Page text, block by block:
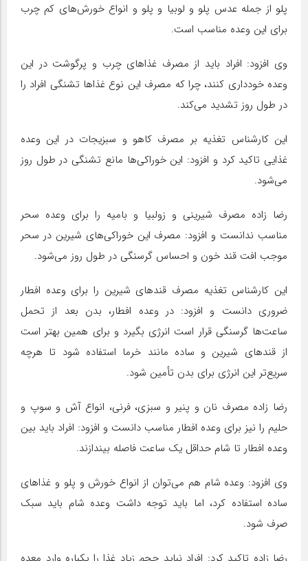
پلو از جمله عدس پلو و لوبیا و پلو و انواع خورش‌های کم چرب
برای این وعده مناسب است.
وی افزود: افراد باید از مصرف غذاهای چرب و پرگوشت در این
وعده خودداری کنند، چرا که مصرف این نوع غذاها تشنگی افراد را
در طول روز تشدید می‌کند.
این کارشناس تغذیه بر مصرف کاهو و سبزیجات در این وعده
غذایی تاکید کرد و افزود: این خوراکی‌ها مانع تشنگی در طول روز
می‌شود.
رضا زاده مصرف شیرینی و زولبیا و بامیه را برای وعده سحر
مناسب ندانست و افزود: مصرف این خوراکی‌های شیرین در سحر
موجب افت قند خون و احساس گرسنگی در طول روز می‌شود.
این کارشناس تغذیه مصرف قندهای شیرین را برای وعده افطار
ضروری دانست و افزود: در وعده افطار، بدن بعد از تحمل
ساعت‌ها گرسنگی قرار است انرژی بگیرد و برای همین بهتر است
از قندهای شیرین و ساده مانند خرما استفاده شود تا هرچه
سریع‌تر این انرژی برای بدن تأمین شود.
رضا زاده مصرف نان و پنیر و سبزی، فرنی، انواع آش و سوپ و
حلیم را نیز برای وعده افطار مناسب دانست و افزود: افراد باید بین
وعده افطار تا شام حداقل یک ساعت فاصله بیندازند.
وی افزود: وعده شام هم می‌توان از انواع خورش و پلو و غذاهای
ساده استفاده کرد، اما باید توجه داشت وعده شام باید سبک
صرف شود.